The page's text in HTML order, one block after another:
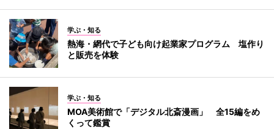
学ぶ・知る
熱海・網代で子ども向け起業家プログラム 塩作り
と販売を体験
学ぶ・知る
MOA美術館で「デジタル北斎漫画」 全15編をめ
くって鑑賞